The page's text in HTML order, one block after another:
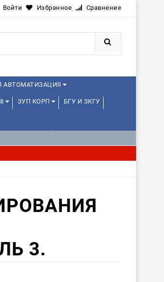
Войти Избранное Сравнение
АВТОМАТИЗАЦИЯ
ЗУП КОРП БГУ И ЗКГУ
3.